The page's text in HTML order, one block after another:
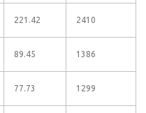
221.42 2410
89.45 1386
77.73 1299